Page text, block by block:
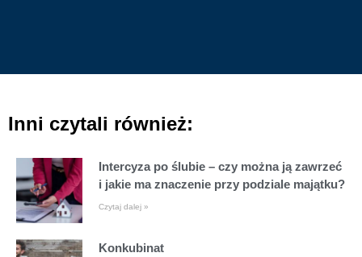
Inni czytali również:
Intercyza po ślubie – czy można ją zawrzeć
i jakie ma znaczenie przy podziale majątku?
Czytaj dalej »
Konkubinat